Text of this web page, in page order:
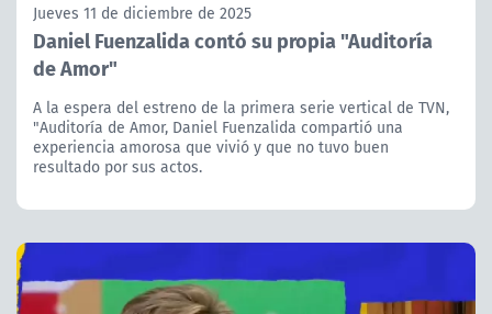
Jueves 11 de diciembre de 2025
Daniel Fuenzalida contó su propia "Auditoría
de Amor"
A la espera del estreno de la primera serie vertical de TVN,
"Auditoría de Amor, Daniel Fuenzalida compartió una
experiencia amorosa que vivió y que no tuvo buen
resultado por sus actos.